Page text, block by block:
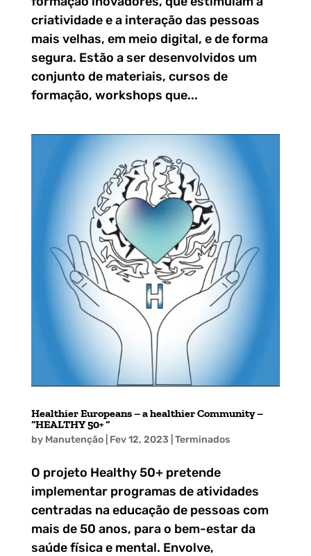
criatividade e a interação das pessoas
mais velhas, em meio digital, e de forma
segura. Estão a ser desenvolvidos um
conjunto de materiais, cursos de
formação, workshops que...
Healthier Europeans – a healthier Community –
“HEALTHY 50+ “
by Manutenção| Fev 12, 2023 Terminados
O projeto Healthy 50+ pretende
implementar programas de atividades
centradas na educação de pessoas com
mais de 50 anos, para o bem-estar da
saúde física e mental. Envolve,